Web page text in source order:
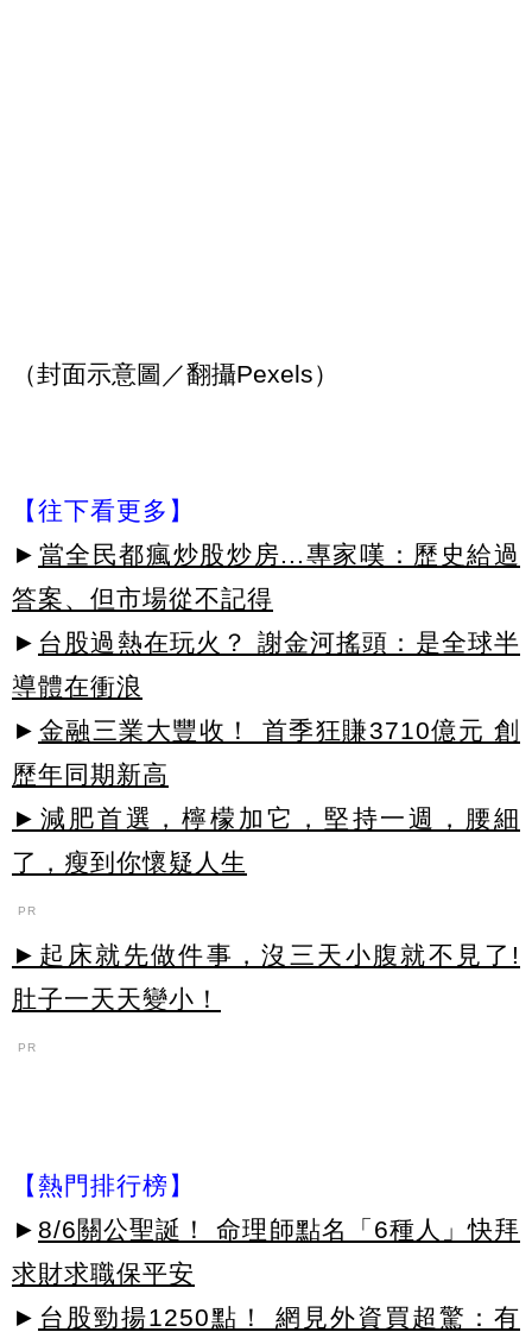
（封面示意圖／翻攝Pexels）
【往下看更多】
► 當全民都瘋炒股炒房...專家嘆：歷史給過
答案、但市場從不記得
► 台股過熱在玩火？ 謝金河搖頭：是全球半
導體在衝浪
► 金融三業大豐收！ 首季狂賺3710億元 創
歷年同期新高
►減肥首選，檸檬加它，堅持一週，腰細
了，瘦到你懷疑人生
PR
►起床就先做件事，沒三天小腹就不見了!
肚子一天天變小！
PR
【熱門排行榜】
► 8/6關公聖誕！ 命理師點名「6種人」快拜
求財求職保平安
► 台股勁揚1250點！ 網見外資買超驚：有